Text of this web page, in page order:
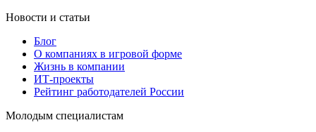
Новости и статьи
Блог
О компаниях в игровой форме
Жизнь в компании
ИТ-проекты
Рейтинг работодателей России
Молодым специалистам